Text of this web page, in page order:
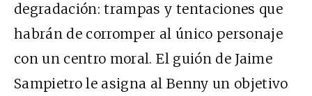
degradación: trampas y tentaciones que
habrán de corromper al único personaje
con un centro moral. El guión de Jaime
Sampietro le asigna al Benny un objetivo